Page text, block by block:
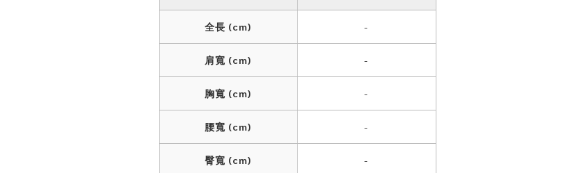
全長 (cm) -
肩寬 (cm) -
胸寬 (cm) -
腰寬 (cm) -
臀寬 (cm) -